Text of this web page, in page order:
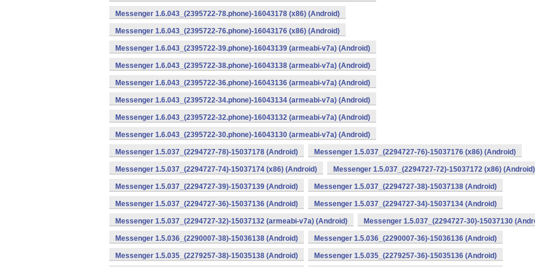
Messenger 1.6.043_(2395722-78.phone)-16043178 (x86) (Android)
Messenger 1.6.043_(2395722-76.phone)-16043176 (x86) (Android)
Messenger 1.6.043_(2395722-39.phone)-16043139 (armeabi-v7a) (Android)
Messenger 1.6.043_(2395722-38.phone)-16043138 (armeabi-v7a) (Android)
Messenger 1.6.043_(2395722-36.phone)-16043136 (armeabi-v7a) (Android)
Messenger 1.6.043_(2395722-34.phone)-16043134 (armeabi-v7a) (Android)
Messenger 1.6.043_(2395722-32.phone)-16043132 (armeabi-v7a) (Android)
Messenger 1.6.043_(2395722-30.phone)-16043130 (armeabi-v7a) (Android)
Messenger 1.5.037_(2294727-78)-15037178 (Android) Messenger 1.5.037_(2294727-76)-15037176 (x86) (Android)
Messenger 1.5.037_(2294727-74)-15037174 (x86) (Android) Messenger 1.5.037_(2294727-72)-15037172 (x86) (Android)
Messenger 1.5.037_(2294727-39)-15037139 (Android) Messenger 1.5.037_(2294727-38)-15037138 (Android)
Messenger 1.5.037_(2294727-36)-15037136 (Android) Messenger 1.5.037_(2294727-34)-15037134 (Android)
Messenger 1.5.037_(2294727-32)-15037132 (armeabi-v7a) (Android) Messenger 1.5.037_(2294727-30)-15037130
Messenger 1.5.036_(2290007-38)-15036138 (Android) Messenger 1.5.036_(2290007-36)-15036136 (Android)
Messenger 1.5.035_(2279257-38)-15035138 (Android) Messenger 1.5.035_(2279257-36)-15035136 (Android)